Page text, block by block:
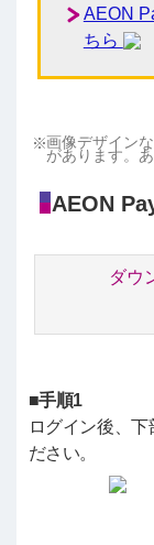
AEON
ちら
画像デザイン
があります。
AEON
ダウ
■手順1
ログイン後、
ださい。